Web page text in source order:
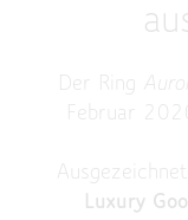
Der Ring
Februar
Luxury